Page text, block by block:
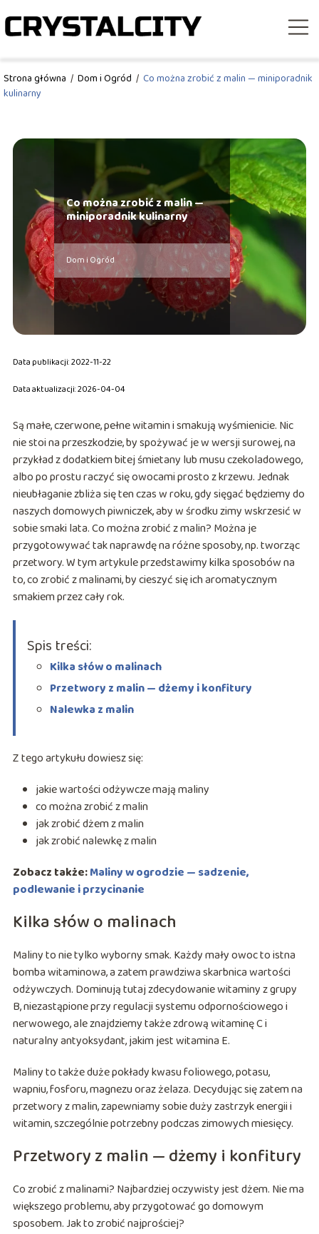
Strona główna / Dom i Ogród / Co można zrobić z malin — miniporadnik
kulinarny
Co można zrobić z malin —
miniporadnik kulinarny
Dom i Ogród
Data publikacji: 2022-11-22
Data aktualizacji: 2026-04-04
Są małe, czerwone, pełne witamin i smakują wyśmienicie. Nic
nie stoi na przeszkodzie, by spożywać je w wersji surowej, na
przykład z dodatkiem bitej śmietany lub musu czekoladowego,
albo po prostu raczyć się owocami prosto z krzewu. Jednak
nieubłaganie zbliża się ten czas w roku, gdy sięgać będziemy do
naszych domowych piwniczek, aby w środku zimy wskrzesić w
sobie smaki lata. Co można zrobić z malin? Można je
przygotowywać tak naprawdę na różne sposoby, np. tworząc
przetwory. W tym artykule przedstawimy kilka sposobów na
to, co zrobić z malinami, by cieszyć się ich aromatycznym
smakiem przez cały rok.
Spis treści:
Kilka słów o malinach
Przetwory z malin — dżemy i konfitury
Nalewka z malin
Z tego artykułu dowiesz się:
jakie wartości odżywcze mają maliny
co można zrobić z malin
jak zrobić dżem z malin
jak zrobić nalewkę z malin
Zobacz także:Maliny w ogrodzie — sadzenie,
podlewanie i przycinanie
Kilka słów o malinach
Maliny to nie tylko wyborny smak. Każdy mały owoc to istna
bomba witaminowa, a zatem prawdziwa skarbnica wartości
odżywczych. Dominują tutaj zdecydowanie witaminy z grupy
B, niezastąpione przy regulacji systemu odpornościowego i
nerwowego, ale znajdziemy także zdrową witaminę C i
naturalny antyoksydant, jakim jest witamina E.
Maliny to także duże pokłady kwasu foliowego, potasu,
wapniu, fosforu, magnezu oraz żelaza. Decydując się zatem na
przetwory z malin, zapewniamy sobie duży zastrzyk energii i
witamin, szczególnie potrzebny podczas zimowych miesięcy.
Przetwory z malin — dżemy i konfitury
Co zrobić z malinami? Najbardziej oczywisty jest dżem. Nie ma
większego problemu, aby przygotować go domowym
sposobem. Jak to zrobić najprościej?